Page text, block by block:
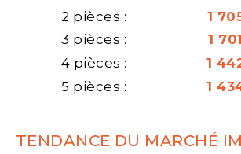
2 pièces :
1
3 pièces : 1
4 pièces : 1
5 pièces : 1
TENDANCE DU MARCHÉ